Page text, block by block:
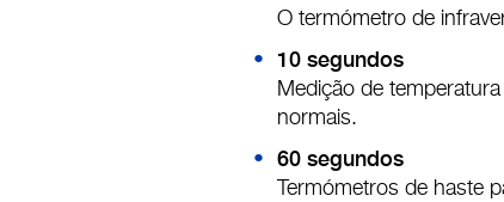
O termómetro de
10 segundos
Medição de
normais.
60 segundos
Termómetros de haste